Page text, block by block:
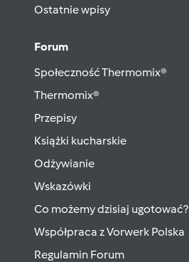
Ostatnie wpisy
Forum
Społeczność Thermomix®
Thermomix®
Przepisy
Książki kucharskie
Odżywianie
Wskazówki
Co możemy dzisiaj ugotować?
Współpraca z Vorwerk Polska
Regulamin Forum